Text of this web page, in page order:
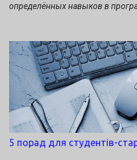
определённых навыков в
стартапа, либо научится
решение принять? Давайте
«аксакалов». Советы
Виктора Бабичева. Те, кто
программировать, быстрее
ошибаются. Просто многие
программиста сложно найти,
5 порад для студентів-